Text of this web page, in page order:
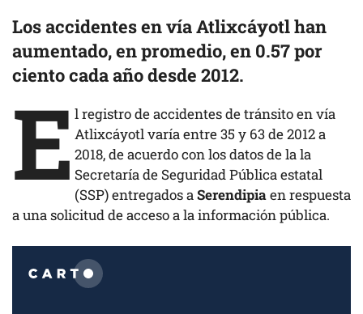
Los accidentes en vía Atlixcáyotl han
aumentado, en promedio, en 0.57 por
ciento cada año desde 2012.
E l registro de accidentes de tránsito en vía
Atlixcáyotl varía entre 35 y 63 de 2012 a
2018, de acuerdo con los datos de la la
Secretaría de Seguridad Pública estatal
(SSP) entregados aSerendipiaen respuesta
a una solicitud de acceso a la información pública.